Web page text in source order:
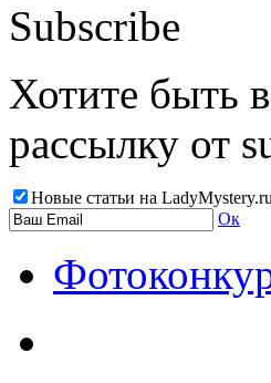
Subscribe
Хотите быть
рассылку от
Новые статьи на LadyMystery.ru
Ок